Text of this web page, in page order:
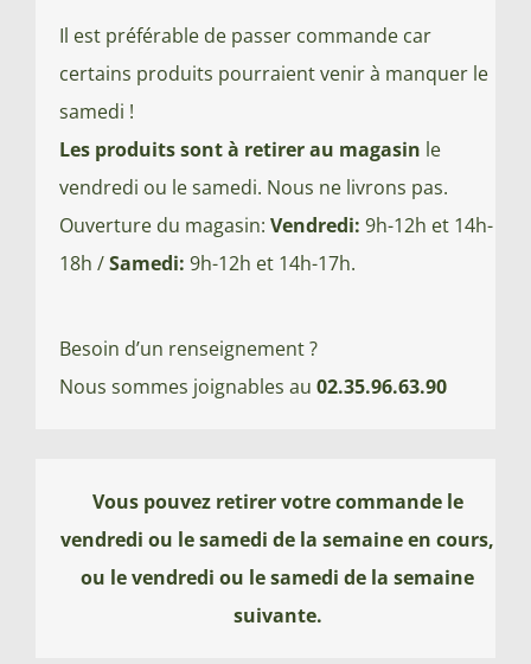
Il est préférable de passer commande car
certains produits pourraient venir à manquer le
samedi !
Les produits sont à retirer au magasin le
vendredi ou le samedi. Nous ne livrons pas.
Ouverture du magasin: Vendredi: 9h-12h et 14h-
18h /Samedi: 9h-12h et 14h-17h.
Besoin d’un renseignement ?
Nous sommes joignables au 02.35.96.63.90
Vous pouvez retirer votre commande le
vendredi ou le samedi de la semaine en cours,
ou le vendredi ou le samedi de la semaine
suivante.